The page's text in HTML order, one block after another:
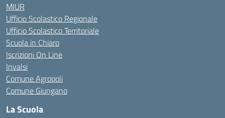
MIUR
Ufficio Scolastico Regionale
Ufficio Scolastico Territoriale
Scuola in Chiaro
Iscrizioni On Line
Invalsi
Comune Agropoli
Comune Giungano
La Scuola